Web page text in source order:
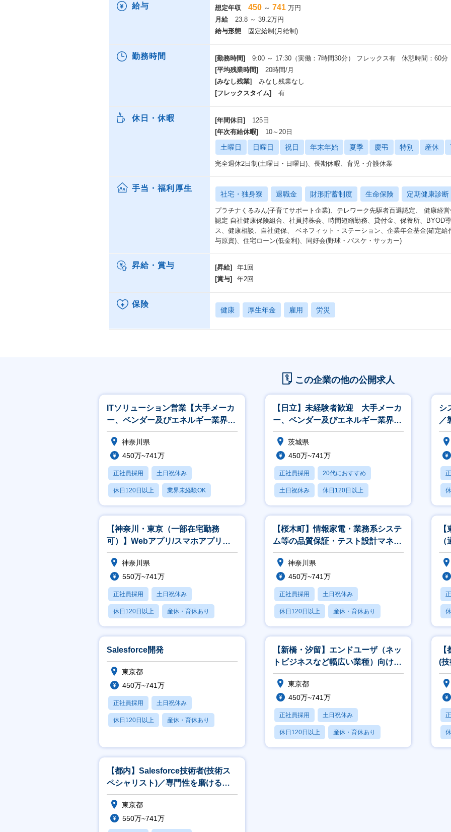
給与 想定年収 450 ～ 741 万円
月給
23.8 ～ 39.2万円
給与形態
固定給制(月給制)
勤務時間 [勤務時間]
9:00 ～ 17:30（実働：7時間30分） フレックス有 休憩時間：60分
[平均残業時間]
20時間/月
[みなし残業]
みなし残業なし
[フレックスタイム]
有
休日・休暇 [年間休日]
125日
[年次有給休暇]
10～20日
土曜日 日曜日 祝日 年末年始 夏季 慶弔 特別 産休
完全週休2日制(土曜日・日曜日)、長期休暇、育児・介護休業
手当・福利厚生
社宅・独身寮 退職金 財形貯蓄制度 生命保険 定期健康診断
プラチナくるみん(子育てサポート企業)、テレワーク先駆者百選認定、 健康経
認定 自社健康保険組合、社員持株会、時間短縮勤務、貸付金、保養所、BYOD
ス、健康相談、自社健保、 ベネフィット・ステーション、企業年金基金(確定
与原資)、住宅ローン(低金利)、同好会(野球・バスケ・サッカー)
昇給・賞与 [昇給]
年1回
[賞与]
年2回
保険
健康 厚生年金 雇用 労災
この企業の他の公開求人
ITソリューション営業【大手メーカ
ー、ベンダー及びエネルギー業界、
官公庁向け】
神奈川県
450万~741万
正社員採用 土日祝休み
休日120日以上 業界未経験OK
産休・育休あり
【日立】未経験者歓迎 大手メーカ
ー、ベンダー及びエネルギー業界、
官公庁向けの営業
茨城県
450万~741万
正社員採用 20代におすすめ
土日祝休み 休日120日以上
産休・育休あり
シ
／
ロ
【神奈川・東京（一部在宅勤務
可）】Webアプリ/スマホアプリ開
発エンジニア
神奈川県
550万~741万
正社員採用 土日祝休み
休日120日以上 産休・育休あり
月残業20時間以内
【桜木町】情報家電・業務系システ
ム等の品質保証・テスト設計マネー
ジャ／アナリスト
神奈川県
450万~741万
正社員採用 土日祝休み
休日120日以上 産休・育休あり
月残業20時間以内
Salesforce開発
東京都
450万~741万
正社員採用 土日祝休み
休日120日以上 産休・育休あり
【新橋・汐留】エンドユーザ（ネッ
トビジネスなど幅広い業種）向けア
カウント営業
東京都
450万~741万
正社員採用 土日祝休み
休日120日以上 産休・育休あり
賞与あり
(
ト
【都内】Salesforce技術者(技術ス
ペシャリスト)／専門性を磨ける環
境×上流工程×一部在宅可
東京都
550万~741万